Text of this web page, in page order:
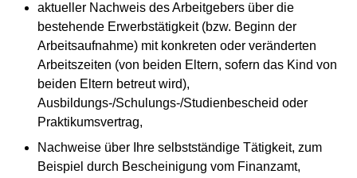
aktueller Nachweis des Arbeitgebers über die
bestehende Erwerbstätigkeit (bzw. Beginn der
Arbeitsaufnahme) mit konkreten oder veränderten
Arbeitszeiten (von beiden Eltern, sofern das Kind von
beiden Eltern betreut wird),
Ausbildungs-/Schulungs-/Studienbescheid oder
Praktikumsvertrag,
Nachweise über Ihre selbstständige Tätigkeit, zum
Beispiel durch Bescheinigung vom Finanzamt,